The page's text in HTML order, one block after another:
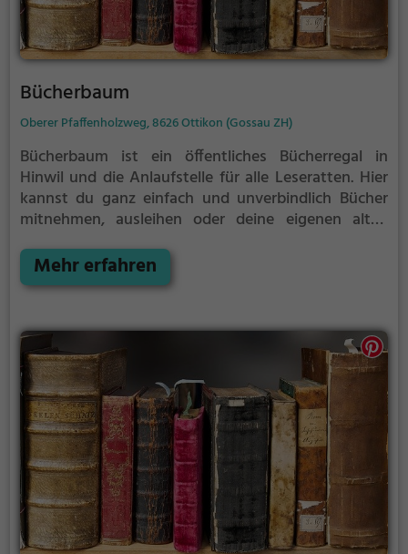
Bücherbaum
Oberer Pfaffenholzweg, 8626 Ottikon (Gossau ZH)
Bücherbaum ist ein öffentliches Bücherregal in
Hinwil und die Anlaufstelle für alle Leseratten. Hier
kannst du ganz einfach und unverbindlich Bücher
mitnehmen, ausleihen oder deine eigenen alten
gibt kein festes Sortiment, der Bestand wechselt
täglich.
Mehr erfahren